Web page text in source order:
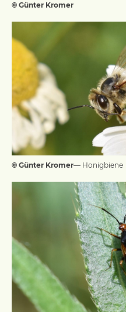
© Günter Kromer
© Günter Kromer— Honigbiene